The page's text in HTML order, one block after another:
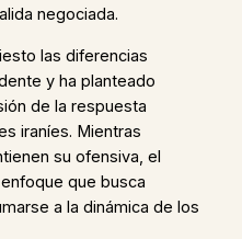
negociada.
las diferencias
y ha planteado
de la respuesta
iraníes. Mientras
su ofensiva, el
que busca
a la dinámica de los